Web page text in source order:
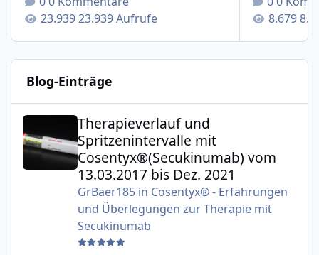
23.939 Aufrufe
Blog-Einträge
Therapieverlauf und Spritzenintervalle mit
Therapieverlauf und
Spritzenintervalle mit
Cosentyx®(Secukinumab) vom
13.03.2017 bis Dez. 2021
GrBaer185in Cosentyx® - Erfahrungen
und Überlegungen zur Therapie mit
Secukinumab